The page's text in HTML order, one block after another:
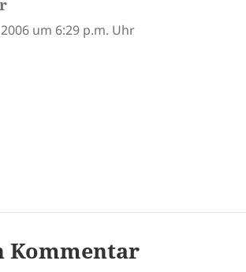
um 6:29 p.m. Uhr
Kommentar